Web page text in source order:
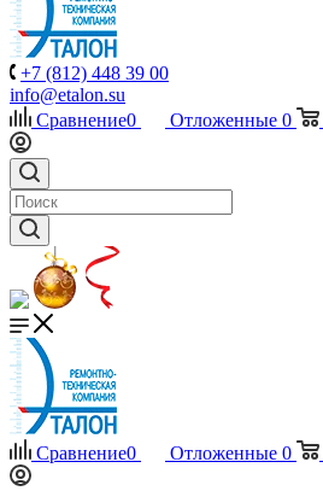
+7 (812) 448 39 00
info@etalon.su
Сравнение0 Отложенные 0
Сравнение0 Отложенные 0